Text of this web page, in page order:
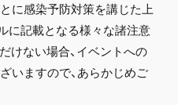
に感染予防対策を講じた上
に記載となる様々な諸注意
けない場合、イベントへの
いますので、あらかじめご